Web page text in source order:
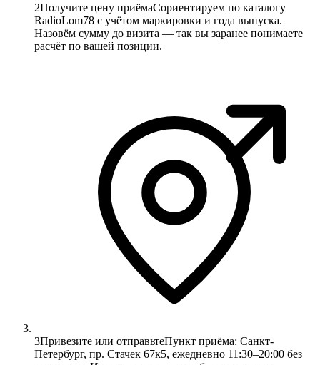
2Получите цену приёмаСориентируем по каталогу
RadioLom78 с учётом маркировки и года выпуска.
Назовём сумму до визита — так вы заранее понимаете
расчёт по вашей позиции.
3Привезите или отправьтеПункт приёма: Санкт-
Петербург, пр. Стачек 67к5, ежедневно 11:30–20:00 без